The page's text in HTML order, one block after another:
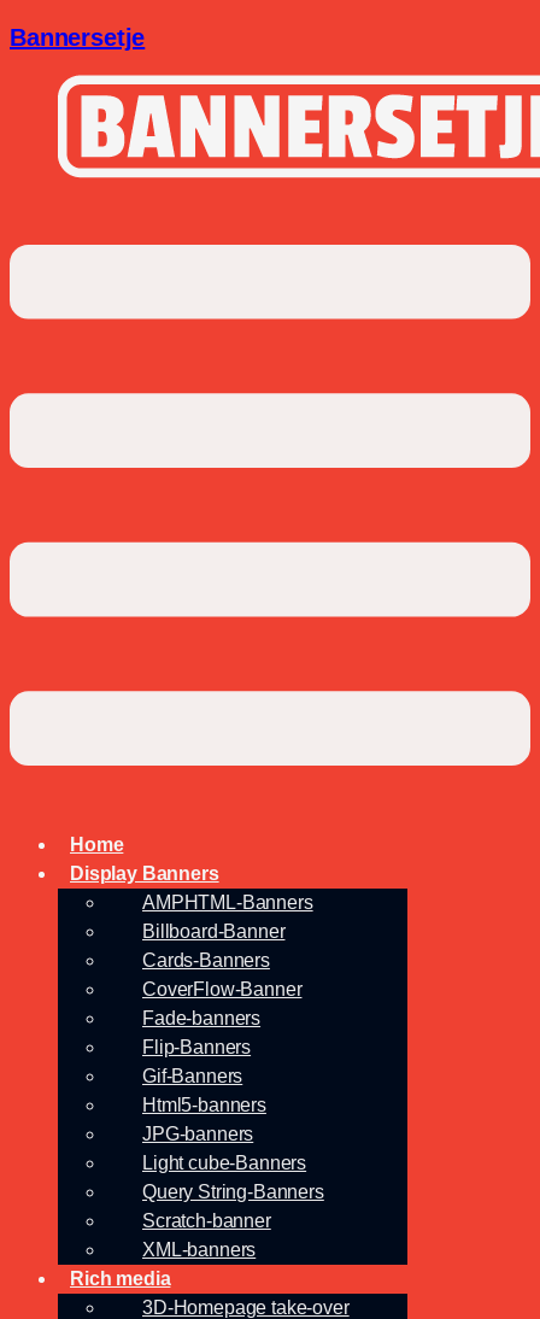
Bannersetje
Home
Display Banners
AMPHTML-Banners
Billboard-Banner
Cards-Banners
CoverFlow-Banner
Fade-banners
Flip-Banners
Gif-Banners
Html5-banners
JPG-banners
Light cube-Banners
Query String-Banners
Scratch-banner
XML-banners
Rich media
3D-Homepage take-over